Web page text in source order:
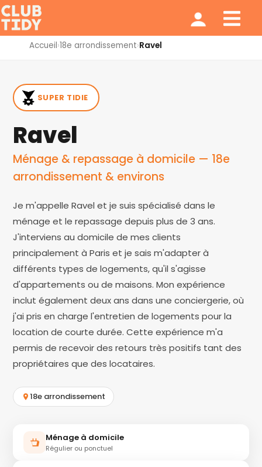
Accueil›18e arrondissement›Ravel
SUPER TIDIE
Ravel
Ménage & repassage à domicile — 18e
arrondissement & environs
Je m'appelle Ravel et je suis spécialisé dans le
ménage et le repassage depuis plus de 3 ans.
J'interviens au domicile de mes clients
principalement à Paris et je sais m'adapter à
différents types de logements, qu'il s'agisse
d'appartements ou de maisons. Mon expérience
inclut également deux ans dans une conciergerie, où
j'ai pris en charge l'entretien de logements pour la
location de courte durée. Cette expérience m'a
permis de recevoir des retours très positifs tant des
propriétaires que des locataires.
18e arrondissement
Ménage à domicile
Régulier ou ponctuel